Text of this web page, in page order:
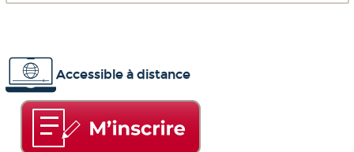
Accessible à distance